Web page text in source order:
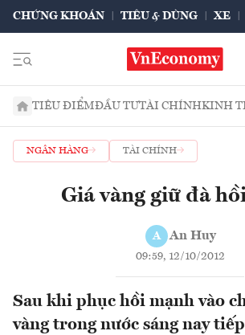
CHỨNG KHOÁN TIÊU & DÙNG XE
TIÊU ĐIỂMĐẦU TƯTÀI CHÍNHKINH
NGÂN HÀNG TÀI CHÍNH
Giá vàng giữ đà
A An Huy
09:59, 12/10/2012
Sau khi phục hồi mạnh vào
vàng trong nước sáng nay